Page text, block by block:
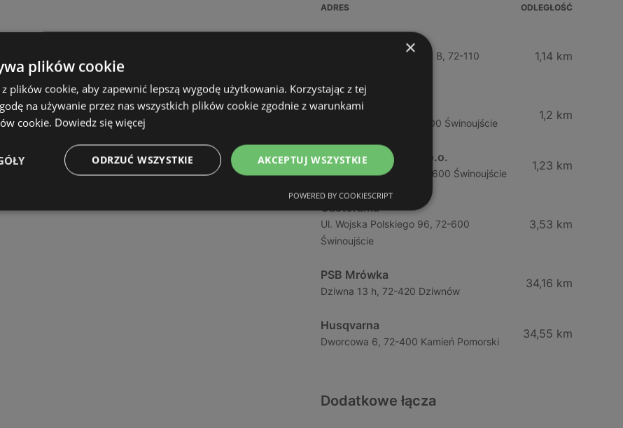
ADRES ODLEGŁOŚĆ
Bolesława Chrobrego 64 B, 72-110
1,14 km
Sklepy Komfort S.A.
Grunwaldzka 97b, 72-600 Świnoujście
1,2 km
Bolton Polska Sp. z o.o.
Grunwaldzka 1 / 1 a, 72-600 Świnoujście
1,23 km
Castorama
Ul. Wojska Polskiego 96, 72-600
Świnoujście
3,53 km
PSB Mrówka
Dziwna 13 h, 72-420 Dziwnów
34,16 km
Husqvarna
Dworcowa 6, 72-400 Kamień Pomorski
34,55 km
Dodatkowe łącza
×
plików cookie
plików cookie, aby zapewnić lepszą wygodę użytkowania. Korzystając z tej
na używanie przez nas wszystkich plików cookie zgodnie z warunkami
cookie. Dowiedz się więcej
AKCEPTUJ WSZYSTKIE
ODRZUĆ WSZYSTKIE
POWERED BY COOKIESCRIPT